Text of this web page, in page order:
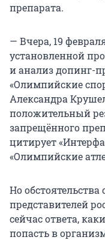
препарата.
— Вчера, 19
установленной
и анализ допинг-
«Олимпийские
Александра
положительный
запрещённого
цитирует
«Олимпийские
Но
представителей
сейчас ответа,
попасть в